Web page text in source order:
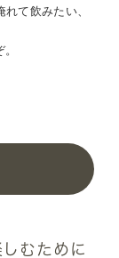
て飲みたい、
むために